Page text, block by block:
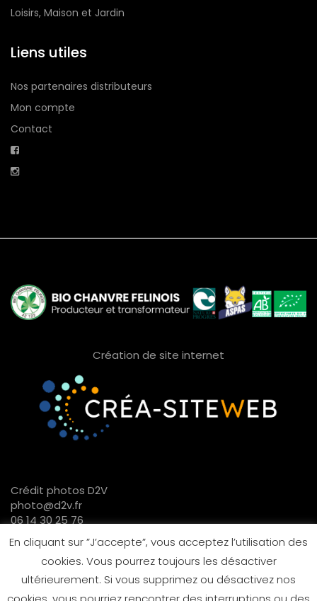
Loisirs, Maison et Jardin
Liens utiles
Nos partenaires distributeurs
Mon compte
Contact
Création de site internet
Crédit photos D2V
photo@d2v.fr
06 14 30 25 76
En cliquant sur ”J’accepte”, vous acceptez l’utilisation des
cookies. Vous pourrez toujours les désactiver
ultérieurement. Si vous supprimez ou désactivez nos